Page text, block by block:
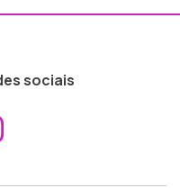
sociais
ao